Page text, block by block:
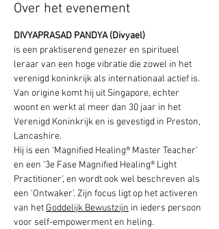
Over het evenement
DIVYAPRASAD PANDYA (Divyael)
is een praktiserend genezer en spiritueel
leraar van een hoge vibratie die zowel in het
verenigd koninkrijk als internationaal actief is.
Van origine komt hij uit Singapore, echter
woont en werkt al meer dan 30 jaar in het
Verenigd Koninkrijk en is gevestigd in Preston,
Lancashire.
Hij is een ‘Magnified Healing® Master Teacher’
en een ‘3e Fase Magnified Healing® Light
Practitioner’, en wordt ook wel beschreven als
een ‘Ontwaker’. Zijn focus ligt op het activeren
van het Goddelijk Bewustzijn in ieders persoon
voor self-empowerment en heling.